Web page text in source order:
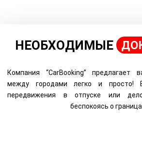
НЕОБХОДИМЫЕ
Компания “CarBooking” предлагает
между городами легко и просто!
передвижения в отпуске или
беспокоясь о